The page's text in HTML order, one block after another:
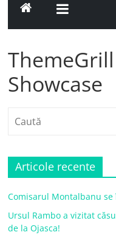
Showcase
Articole recente
Comisarul Montalbanu se
Ursul Rambo a vizitat
de la Ojasca!